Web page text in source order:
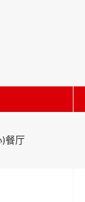
餐厅